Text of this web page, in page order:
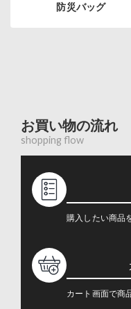
防災バッグ
お買い物の流れ
shopping flow
購入したい商品
カート画面で商